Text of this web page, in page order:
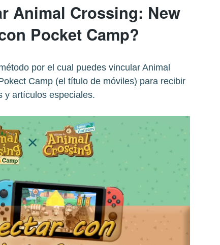
Animal Crossing: New
Pocket Camp?
por el cual puedes vincular Animal
Camp (el título de móviles) para recibir
y artículos especiales.